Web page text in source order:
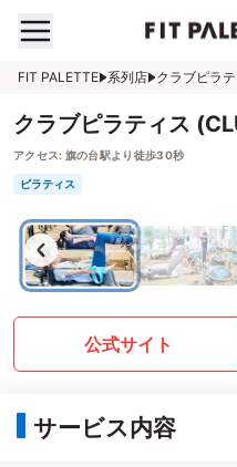
FIT PALETTE 系列店 クラブピラ
クラブピラティス
アクセス: 旗の台駅より徒歩30秒
ピラティス
公式サイト
サービス内容